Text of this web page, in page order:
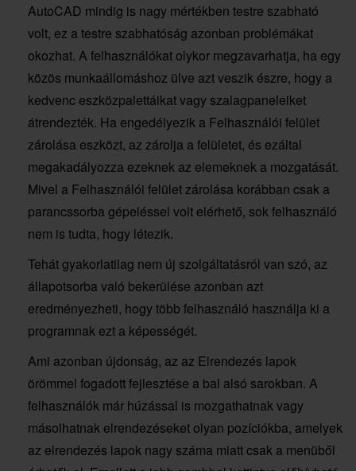
AutoCAD mindig is nagy mértékben testre szabható
volt, ez a testre szabhatóság azonban problémákat
okozhat. A felhasználókat olykor megzavarhatja, ha egy
közös munkaállomáshoz ülve azt veszik észre, hogy a
kedvenc eszközpalettáikat vagy szalagpaneleiket
átrendezték. Ha engedélyezik a Felhasználói felület
zárolása eszközt, az zárolja a felületet, és ezáltal
megakadályozza ezeknek az elemeknek a mozgatását.
Mivel a Felhasználói felület zárolása korábban csak a
parancssorba gépeléssel volt elérhető, sok felhasználó
nem is tudta, hogy létezik.
Tehát gyakorlatilag nem új szolgáltatásról van szó, az
állapotsorba való bekerülése azonban azt
eredményezheti, hogy több felhasználó használja ki a
programnak ezt a képességét.
Ami azonban újdonság, az az Elrendezés lapok
örömmel fogadott fejlesztése a bal alsó sarokban. A
felhasználók már húzással is mozgathatnak vagy
másolhatnak elrendezéseket olyan pozíciókba, amelyek
az elrendezés lapok nagy száma miatt csak a menüből